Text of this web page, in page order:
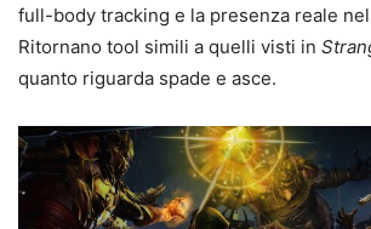
full-body tracking e la presenza reale
Ritornano tool simili a quelli visti in
quanto riguarda spade e asce.